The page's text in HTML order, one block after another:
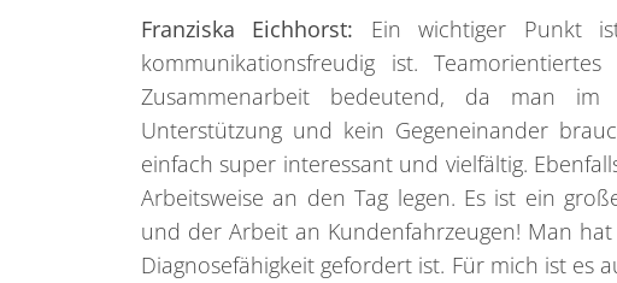
Franziska Eichhorst: Ein wichtiger Punkt
kommunikationsfreudig ist.
Zusammenarbeit bedeutend, da man im
Unterstützung und kein Gegeneinander
einfach super interessant und vielfältig.
Arbeitsweise an den Tag legen. Es ist ein
und der Arbeit an Kundenfahrzeugen! Man
Diagnosefähigkeit gefordert ist. Für mich ist es